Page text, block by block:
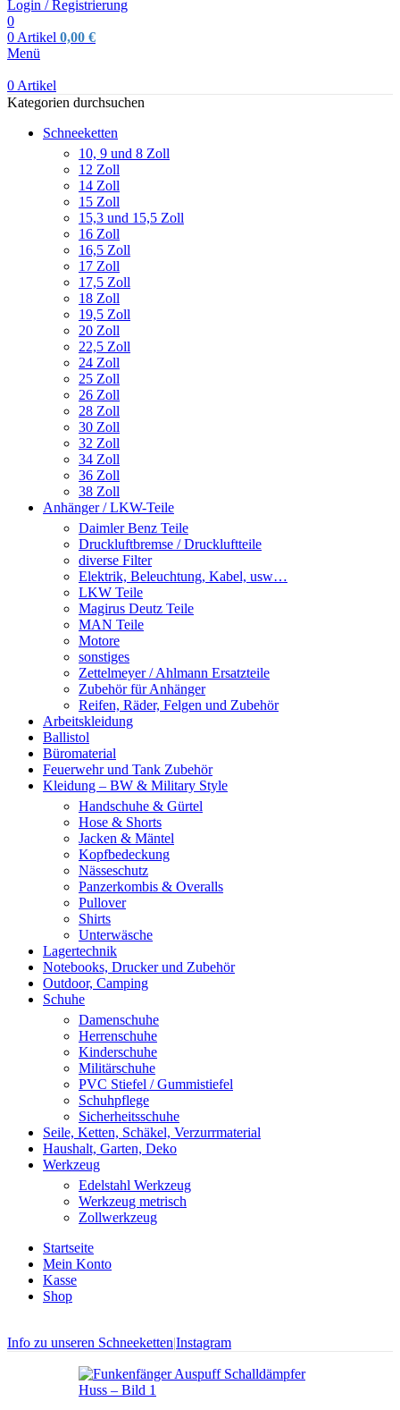
Login / Registrierung
0
0 Artikel 0,00 €
Menü
0 Artikel
Kategorien durchsuchen
Schneeketten
10, 9 und 8 Zoll
12 Zoll
14 Zoll
15 Zoll
15,3 und 15,5 Zoll
16 Zoll
16,5 Zoll
17 Zoll
17,5 Zoll
18 Zoll
19,5 Zoll
20 Zoll
22,5 Zoll
24 Zoll
25 Zoll
26 Zoll
28 Zoll
30 Zoll
32 Zoll
34 Zoll
36 Zoll
38 Zoll
Anhänger / LKW-Teile
Daimler Benz Teile
Druckluftbremse / Druckluftteile
diverse Filter
Elektrik, Beleuchtung, Kabel, usw…
LKW Teile
Magirus Deutz Teile
MAN Teile
Motore
sonstiges
Zettelmeyer / Ahlmann Ersatzteile
Zubehör für Anhänger
Reifen, Räder, Felgen und Zubehör
Arbeitskleidung
Ballistol
Büromaterial
Feuerwehr und Tank Zubehör
Kleidung – BW & Military Style
Handschuhe & Gürtel
Hose & Shorts
Jacken & Mäntel
Kopfbedeckung
Nässeschutz
Panzerkombis & Overalls
Pullover
Shirts
Unterwäsche
Lagertechnik
Notebooks, Drucker und Zubehör
Outdoor, Camping
Schuhe
Damenschuhe
Herrenschuhe
Kinderschuhe
Militärschuhe
PVC Stiefel / Gummistiefel
Schuhpflege
Sicherheitsschuhe
Seile, Ketten, Schäkel, Verzurrmaterial
Haushalt, Garten, Deko
Werkzeug
Edelstahl Werkzeug
Werkzeug metrisch
Zollwerkzeug
Startseite
Mein Konto
Kasse
Shop
Info zu unseren Schneeketten|Instagram